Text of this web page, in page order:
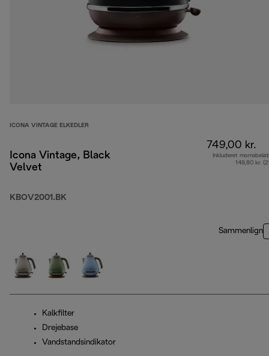
ICONA VINTAGE ELKEDLER
Icona Vintage, Black
Velvet
KBOV2001.BK
749,00 kr.
Inkluderet
149,80 kr.
Sammenlign
Kalkfilter
Drejebase
Vandstandsindikator